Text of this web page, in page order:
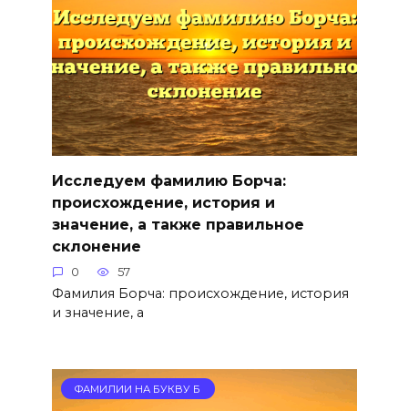
Исследуем фамилию Борча:
происхождение, история и
значение, а также правильное
склонение
0 57
Фамилия Борча: происхождение, история
и значение, а
ФАМИЛИИ НА БУКВУ Б